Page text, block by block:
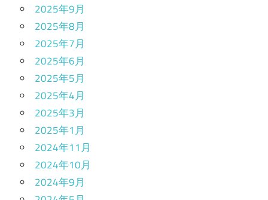
2025年9月
2025年8月
2025年7月
2025年6月
2025年5月
2025年4月
2025年3月
2025年1月
2024年11月
2024年10月
2024年9月